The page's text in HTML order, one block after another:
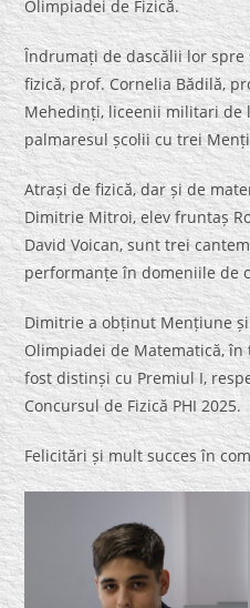
Olimpiadei de Fizică.
Îndrumați de dascălii lor
fizică, prof. Cornelia Bădilă,
Mehedinți, liceenii militari de
palmaresul școlii cu trei
Atrași de fizică, dar și de
Dimitrie Mitroi, elev fruntaș
David Voican, sunt trei
performanțe în domeniile de
Dimitrie a obținut Mențiune
Olimpiadei de Matematică, în
fost distinși cu Premiul I,
Concursul de Fizică PHI 2025.
Felicitări și mult succes în